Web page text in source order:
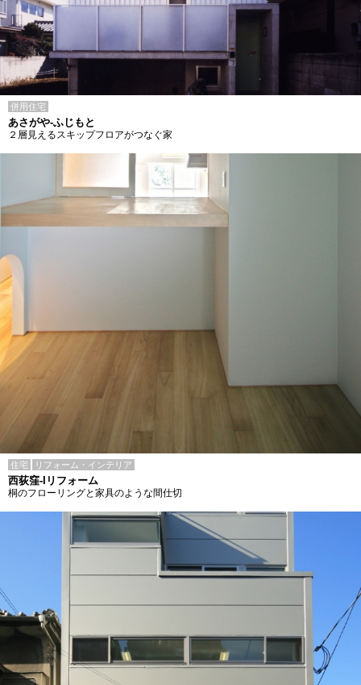
併用住宅
あさがや-ふじもと
２層見えるスキップフロアがつなぐ家
住宅 リフォーム・インテリア
西荻窪-Iリフォーム
桐のフローリングと家具のような間仕切